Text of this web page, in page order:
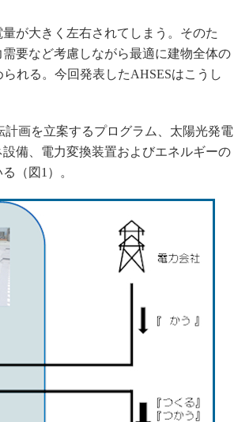
が大きく左右されてしまう。そのた
要など考慮しながら最適に建物全体の
れる。今回発表したAHSESはこうし
画を立案するプログラム、太陽光発電
備、電力変換装置およびエネルギーの
（図1）。